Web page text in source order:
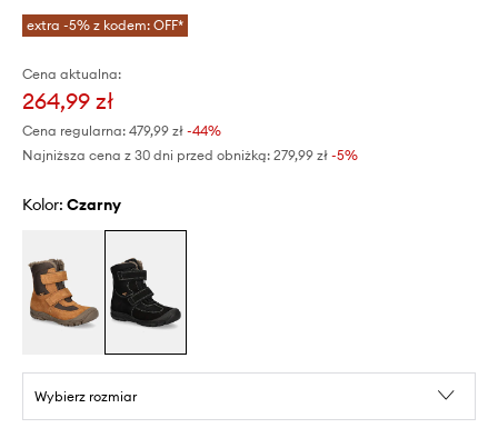
extra -5% z kodem: OFF*
Cena aktualna:
264,99 zł
Cena regularna: 479,99 zł -44%
Najniższa cena z 30 dni przed obniżką: 279,99 zł -5%
Kolor: czarny
Wybierz rozmiar